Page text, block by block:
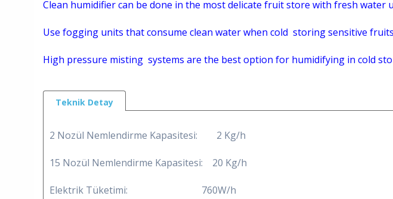
Clean humidifier can be done in the most delicate fruit store with fresh water
Use fogging units that consume clean water when cold storing sensitive
High pressure misting systems are the best option for humidifying in cold
Teknik Detay
2 Nozül Nemlendirme Kapasitesi: 2 Kg/h
15 Nozül Nemlendirme Kapasitesi: 20 Kg/h
Elektrik Tüketimi: 760W/h